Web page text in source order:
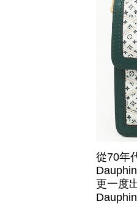
從70年
更一度